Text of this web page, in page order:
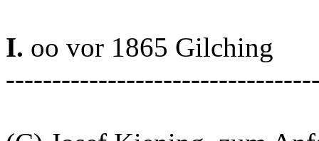
I. oo vor 1865 Gilching